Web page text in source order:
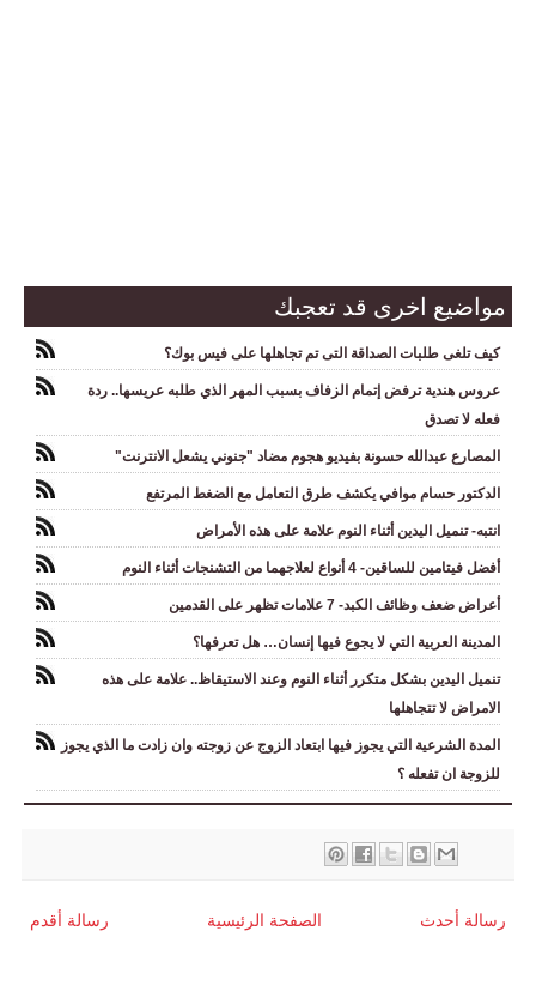
مواضيع اخرى قد تعجبك
كيف تلغى طلبات الصداقة التى تم تجاهلها على فيس بوك؟
عروس هندية ترفض إتمام الزفاف بسبب المهر الذي طلبه عريسها.. ردة
فعله لا تصدق
المصارع عبدالله حسونة بفيديو هجوم مضاد "جنوني يشعل الانترنت"
الدكتور حسام موافي يكشف طرق التعامل مع الضغط المرتفع
انتبه- تنميل اليدين أثناء النوم علامة على هذه الأمراض
أفضل فيتامين للساقين- 4 أنواع لعلاجهما من التشنجات أثناء النوم
أعراض ضعف وظائف الكبد- 7 علامات تظهر على القدمين
المدينة العربية التي لا يجوع فيها إنسان… هل تعرفها؟
تنميل اليدين بشكل متكرر أثناء النوم وعند الاستيقاظ.. علامة على هذه
الامراض لا تتجاهلها
المدة الشرعية التي يجوز فيها ابتعاد الزوج عن زوجته وان زادت ما الذي يجوز
للزوجة ان تفعله ؟
رسالة أحدث رسالة أقدم الصفحة الرئيسية